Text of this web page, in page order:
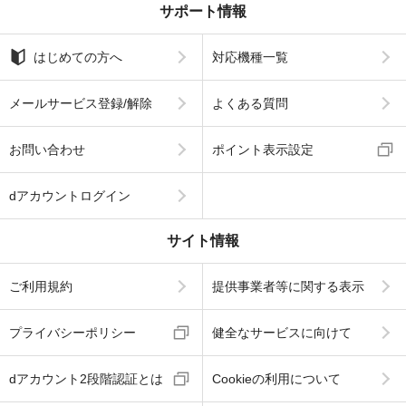
サポート情報
はじめての方へ 対応機種一覧
メールサービス登録/解除 よくある質問
お問い合わせ ポイント表示設定
dアカウントログイン
サイト情報
ご利用規約 提供事業者等に関する表示
プライバシーポリシー 健全なサービスに向けて
dアカウント2段階認証とは Cookieの利用について